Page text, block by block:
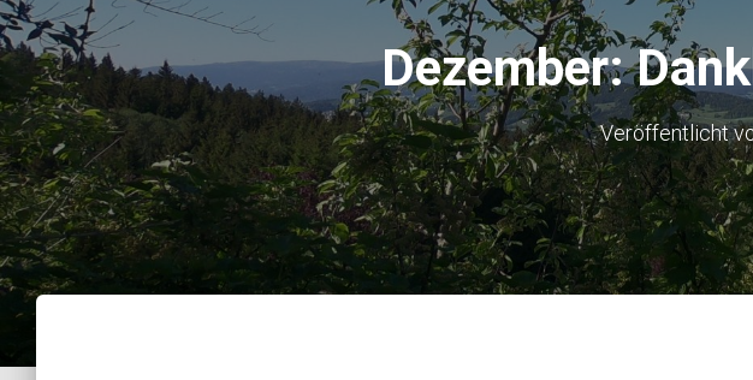
Dezember:
Veröffentlicht